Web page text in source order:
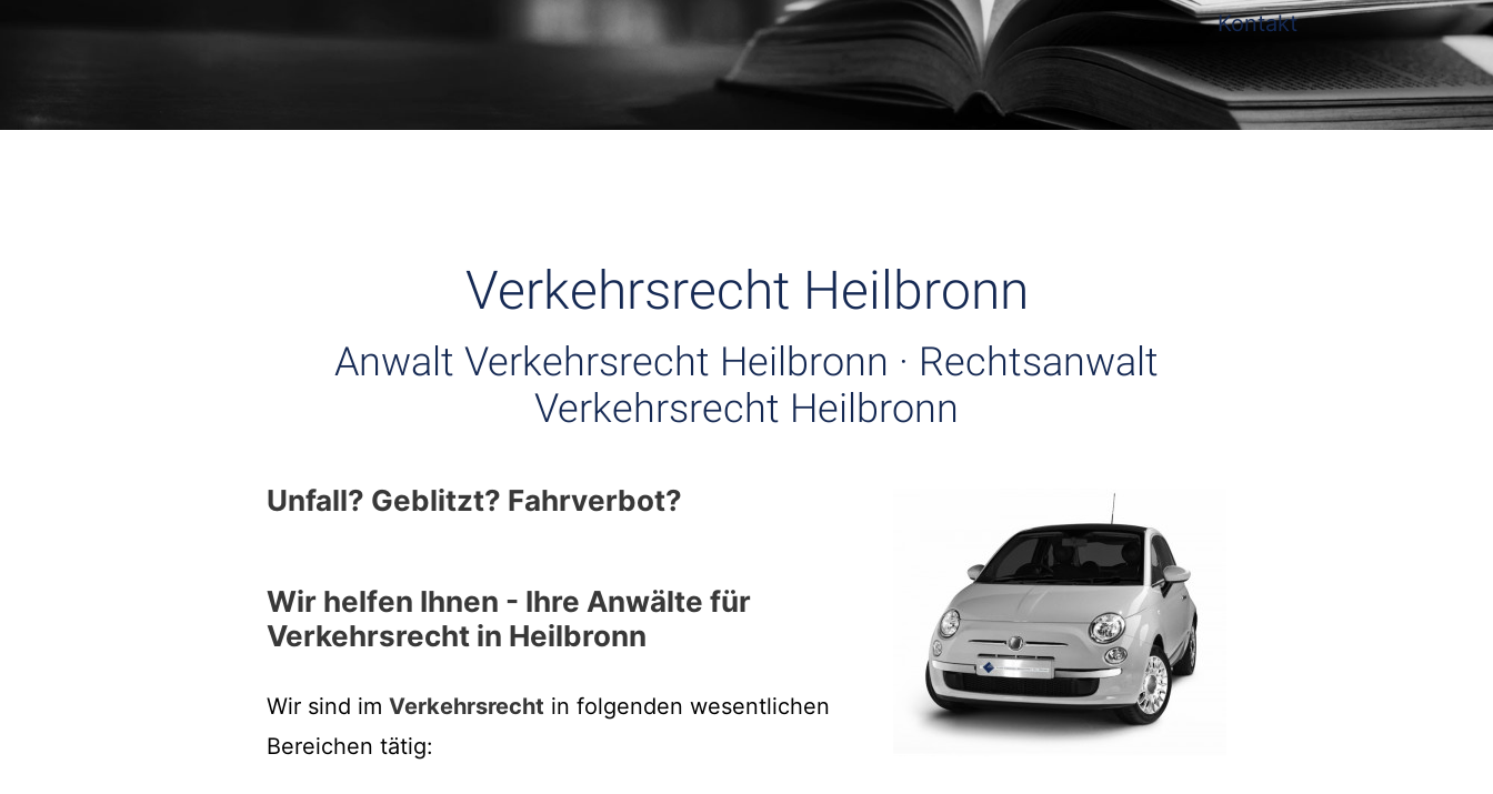
Kontakt
Verkehrsrecht Heilbronn
Anwalt Verkehrsrecht Heilbronn · Rechtsanwalt
Verkehrsrecht Heilbronn
Unfall? Geblitzt? Fahrverbot?
Wir helfen Ihnen - Ihre Anwälte für
Verkehrsrecht in Heilbronn
Wir sind im Verkehrsrecht in folgenden wesentlichen
Bereichen tätig: